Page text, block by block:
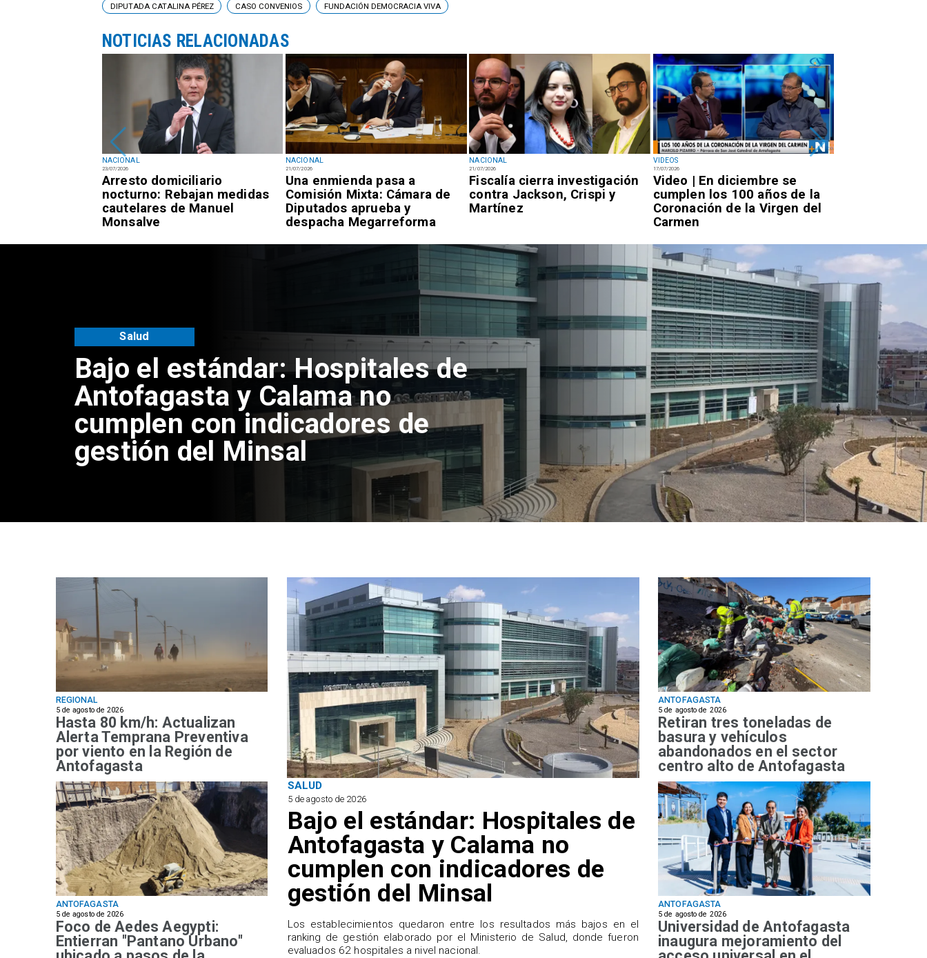
NACIONAL
23/07/2026
Arresto domiciliario
nocturno: Rebajan medidas
cautelares de Manuel
Monsalve
NACIONAL
21/07/2026
Una enmienda pasa a
Comisión Mixta: Cámara de
Diputados aprueba y
despacha Megarreforma
NACIONAL
21/07/2026
Fiscalía cierra investigación
contra Jackson, Crispi y
Martínez
VIDEOS
17/07/2026
Video | En diciembre se
cumplen los 100 años de la
Coronación de la Virgen del
Carmen
DIPUTADA CATALINA PÉREZ CASO CONVENIOS FUNDACIÓN DEMOCRACIA VIVA
NOTICIAS RELACIONADAS
Bajo el estándar: Hospitales de
Antofagasta y Calama no
cumplen con indicadores de
gestión del Minsal
Salud
REGIONAL
5 de agosto de 2026
Hasta 80 km/h: Actualizan
Alerta Temprana Preventiva
por viento en la Región de
Antofagasta
SALUD
5 de agosto de 2026
Bajo el estándar: Hospitales de
Antofagasta y Calama no
cumplen con indicadores de
gestión del Minsal
Los establecimientos quedaron entre los resultados más bajos en el
ranking de gestión elaborado por el Ministerio de Salud, donde fueron
evaluados 62 hospitales a nivel nacional.
ANTOFAGASTA
5 de agosto de 2026
Foco de Aedes Aegypti:
Entierran "Pantano Urbano"
ANTOFAGASTA
5 de agosto de 2026
Retiran tres toneladas de
basura y vehículos
abandonados en el sector
centro alto de Antofagasta
ANTOFAGASTA
5 de agosto de 2026
Universidad de Antofagasta
inaugura mejoramiento del